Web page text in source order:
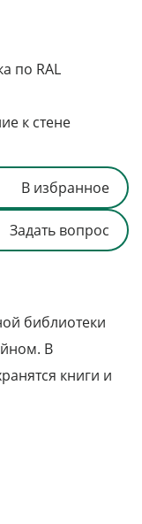
по RAL
к стене
В избранное
Задать вопрос
библиотеки
В
книги и